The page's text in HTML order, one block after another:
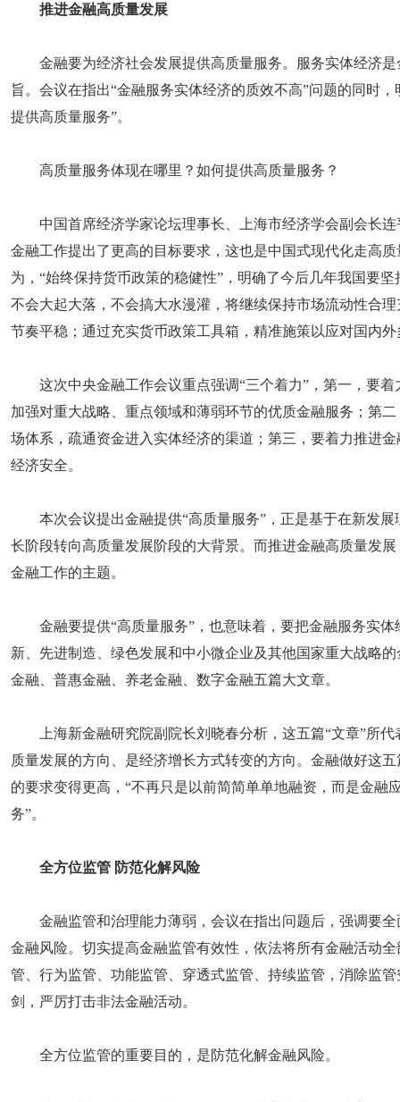
推进金融高质量发展
金融要为经济社会发展提供高质量服务。服务实体经济
旨。会议在指出“金融服务实体经济的质效不高”问题的同时
提供高质量服务”。
高质量服务体现在哪里？如何提供高质量服务？
中国首席经济学家论坛理事长、上海市经济学会副会长
金融工作提出了更高的目标要求，这也是中国式现代化走高
为，“始终保持货币政策的稳健性”，明确了今后几年我国要
不会大起大落，不会搞大水漫灌，将继续保持市场流动性合
节奏平稳；通过充实货币政策工具箱，精准施策以应对国内
这次中央金融工作会议重点强调“三个着力”，第一，要
加强对重大战略、重点领域和薄弱环节的优质金融服务；第
场体系，疏通资金进入实体经济的渠道；第三，要着力推进
经济安全。
本次会议提出金融提供“高质量服务”，正是基于在新发
长阶段转向高质量发展阶段的大背景。而推进金融高质量发
金融工作的主题。
金融要提供“高质量服务”，也意味着，要把金融服务实
新、先进制造、绿色发展和中小微企业及其他国家重大战略
金融、普惠金融、养老金融、数字金融五篇大文章。
上海新金融研究院副院长刘晓春分析，这五篇“文章”所
质量发展的方向、是经济增长方式转变的方向。金融做好这
的要求变得更高，“不再只是以前简简单单地融资，而是金融
务”。
全方位监管 防范化解风险
金融监管和治理能力薄弱，会议在指出问题后，强调要
金融风险。切实提高金融监管有效性，依法将所有金融活动
管、行为监管、功能监管、穿透式监管、持续监管，消除监
剑，严厉打击非法金融活动。
全方位监管的重要目的，是防范化解金融风险。